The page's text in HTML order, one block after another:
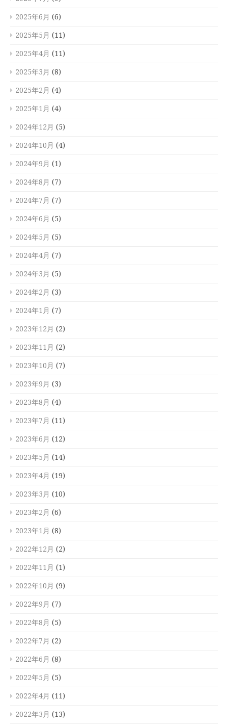
2025年6月 (6)
2025年5月 (11)
2025年4月 (11)
2025年3月 (8)
2025年2月 (4)
2025年1月 (4)
2024年12月 (5)
2024年10月 (4)
2024年9月 (1)
2024年8月 (7)
2024年7月 (7)
2024年6月 (5)
2024年5月 (5)
2024年4月 (7)
2024年3月 (5)
2024年2月 (3)
2024年1月 (7)
2023年12月 (2)
2023年11月 (2)
2023年10月 (7)
2023年9月 (3)
2023年8月 (4)
2023年7月 (11)
2023年6月 (12)
2023年5月 (14)
2023年4月 (19)
2023年3月 (10)
2023年2月 (6)
2023年1月 (8)
2022年12月 (2)
2022年11月 (1)
2022年10月 (9)
2022年9月 (7)
2022年8月 (5)
2022年7月 (2)
2022年6月 (8)
2022年5月 (5)
2022年4月 (11)
2022年3月 (13)